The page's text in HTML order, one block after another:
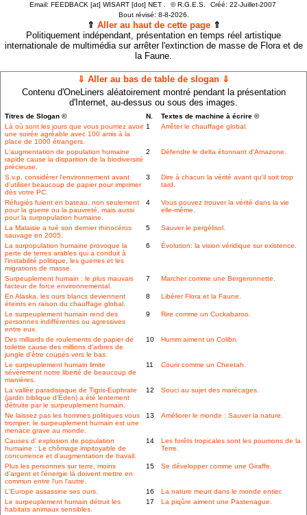
Email: FEEDBACK [at] WISART [dot] NET . ©R.G.E.S.
Créé: 22-Juillet-2007
Bout révisé: 8-8-2026.
⇑ Aller au haut de cette page⇑
Politiquement indépendant, présentation en temps réel artistique
internationale de multimédia sur arrêter l'extinction de masse de Flora et de
la Faune.
⇓ Aller au bas de table de slogan ⇓
Contenu d'OneLiners aléatoirement montré pendant la présentation
d'Internet, au-dessus ou sous des images.
Titres de Slogan © N.
Textes de machine à écrire ©
Là où sont les jours que vous pourriez avoir
une soirée agréable avec 100 amis à la
place de 1000 étrangers.
1 Arrêter le chauffage global.
L'augmentation de population humaine
rapide cause la disparition de la biodiversité
précieuse.
2 Défendre le delta étonnant d'Amazone.
S.v.p. considérer l'environnement avant
d'utiliser beaucoup de papier pour imprimer
dès votre PC.
3
Dire à chacun la vérité avant qu'il soit trop
tard.
Réfugiés fuient en bateau, non seulement
pour la guerre ou la pauvreté, mais aussi
pour la surpopulation humaine.
4
Vous pouvez trouver la vérité dans la vie
elle-même.
La Malaisie a tué son dernier rhinocéros
sauvage en 2005.
5 Sauver le pergélisol.
La surpopulation humaine provoque la
perte de terres arables qui a conduit à
l'instabilité politique, les guerres et les
migrations de masse.
6 Évolution: la vision véridique sur existence.
Surpeuplement humain : le plus mauvais
facteur de force environnemental.
7 Marcher comme une Bergeronnette.
En Alaska, les ours blancs deviennent
éteints en raison du chauffage global.
8 Libérer Flora et la Faune.
Le surpeuplement humain rend des
personnes indifférentes ou agressives
entre eux.
9 Rire comme un Cuckabaroo.
Des milliards de roulements de papier de
toilette cause des millions d'arbres de
jungle d'être coupés vers le bas.
10 Humm aiment un Colibri.
Le surpeuplement humain limite
sévèrement notre liberté de beaucoup de
manières.
11 Courir comme un Cheetah.
La vallée paradisiaque de Tigris-Euphrate
(jardin biblique d'Éden) a été lentement
détruite par le surpeuplement humain.
12 Souci au sujet des marécages.
Ne laissez pas les hommes politiques vous
tromper: le surpeuplement humain est une
menace grave au monde.
13 Améliorer le monde : Sauver la nature.
Causes d' explosion de population
humaine : Le chômage impitoyable de
concurrence et d'augmentation de travail.
14
Les forêts tropicales sont les poumons de la
Terre.
Plus les personnes sur terre, moins
d'argent et l'énergie là doivent mettre en
commun entre l'un l'autre.
15 Se développer comme une Giraffe.
L'Europe assassine ses ours. 16
La nature meurt dans le monde entier.
Le surpeuplement humain détruit les
habitats animaux sensibles.
17 La piqûre aiment une Pastenague.